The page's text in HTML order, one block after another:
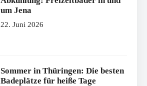
um Jena
22. Juni 2026
Sommer in Thüringen: Die besten
Badeplätze für heiße Tage